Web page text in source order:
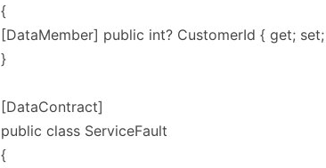
{
[DataMember] public int? CustomerId { get;
}
[DataContract]
public class ServiceFault
{